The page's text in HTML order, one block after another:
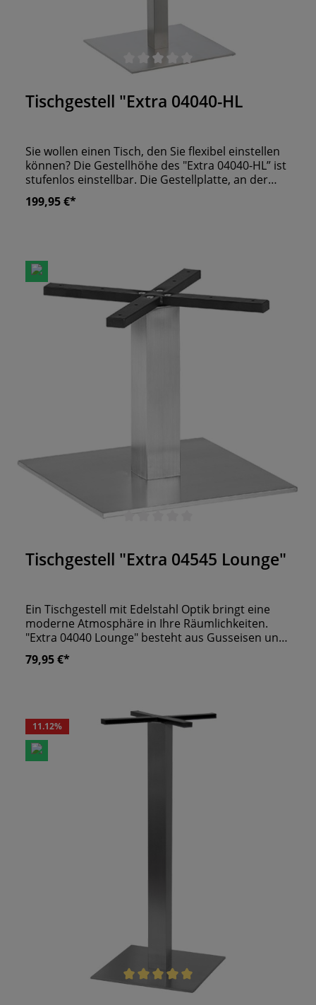
Durchschnittliche Bewertung von 0 von 5 Sternen
Tischgestell "Extra 04040-HL
Sie wollen einen Tisch, den Sie flexibel einstellen
können? Die Gestellhöhe des "Extra 04040-HL” ist
stufenlos einstellbar. Die Gestellplatte, an der
später die Tischplatte befestigt ist, können Sie
wegklappen. Hierdurch verstauen Sie den Gastro
komplett aus Stahl. Hierdurch ist das Gestell
besonders korrosionsbeständig. Die gebürstete
Edelstahl Blende wirkt sehr edel und neutral. Für
Tischplatten geeignet:- ø 60 cm- ø 70 cm- 60x60
199,95 €*
Tischgestell "Extra 04545 Lounge"
Ein Tischgestell mit Edelstahl Optik bringt eine
moderne Atmosphäre in Ihre Räumlichkeiten.
"Extra 04040 Lounge" besteht aus Gusseisen und
ist mit einer gebürsteten Edelstahlblende
veredelt. Eckige Tischplatten montieren Sie über
hält dem Gastronomie Alltag stand. Für
Tischplatten geeignet:- ø 60 cm- ø 70 cm- 60x60
cm- 70x70 cm- 80x80 cm
79,95 €*
11.12%
Durchschnittliche Bewertung von 5 von 5 Sternen